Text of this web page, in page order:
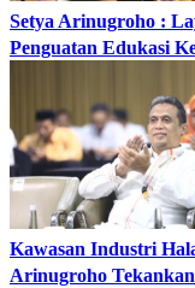
Setya Arinugroho :
Penguatan Edukasi
Kawasan Industri
Arinugroho